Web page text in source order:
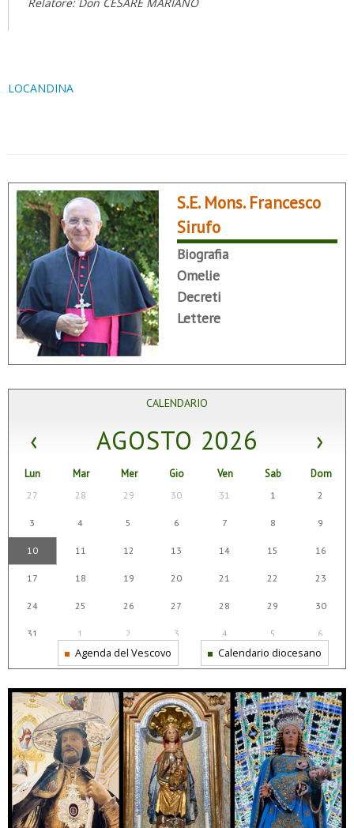
LOCANDINA
S.E. Mons. Francesco
Sirufo
Biografia
Omelie
Decreti
Lettere
CALENDARIO
‹ AGOSTO 2026 ›
Lun Mar Mer Gio Ven Sab Dom
27 28 29 30 31 1 2
3 4 5 6 7 8 9
10 11 12 13 14 15 16
17 18 19 20 21 22 23
24 25 26 27 28 29 30
31 1 2 3 4 5 6
Agenda del Vescovo Calendario diocesano